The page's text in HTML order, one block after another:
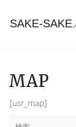
SAKE-
MAP
[usr_map]
検